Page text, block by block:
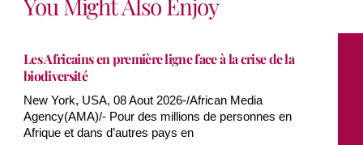
Les Africains en première ligne face à la crise de la
biodiversité
New York, USA, 08 Aout 2026-/African Media
Agency(AMA)/- Pour des millions de personnes en
Afrique et dans d’autres pays en